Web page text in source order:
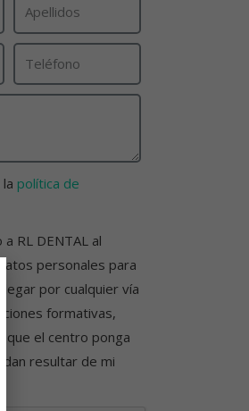
política de
RL DENTAL al
personales para
llegar por cualquier vía
formativas,
que el centro ponga
resultar de mi